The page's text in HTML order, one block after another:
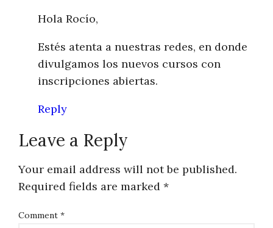
Hola Rocío,
Estés atenta a nuestras redes, en donde
divulgamos los nuevos cursos con
inscripciones abiertas.
Reply
Leave a Reply
Your email address will not be published.
Required fields are marked*
Comment*